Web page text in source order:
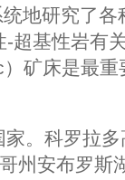
地研究了
超基性岩有
矿床是最
。科罗拉
州安布罗斯